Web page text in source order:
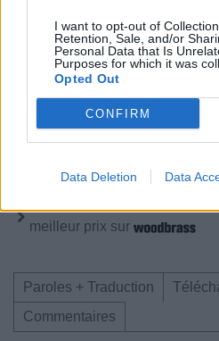
I want to opt-out of
Retention, Sale, and/or
Personal Data that Is
Purposes for which it was
Opted Out
CONFIRM
Data Deletion Data
Pour prolonger le plaisir
Vous aimez chanter,
Télécharger légalement les
Télécharger légalement les
Trouver des vinyles et des CD
Trouver un instrument de
meilleur prix sur
Paroles + Traduction
Commentaires